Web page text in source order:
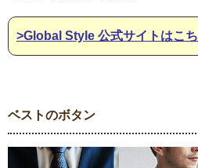
>Global Style 公式サイトはこ
ベストのボタン